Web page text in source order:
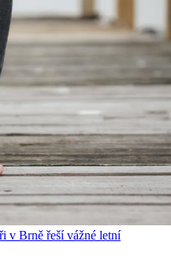
v Brně řeší vážné letní